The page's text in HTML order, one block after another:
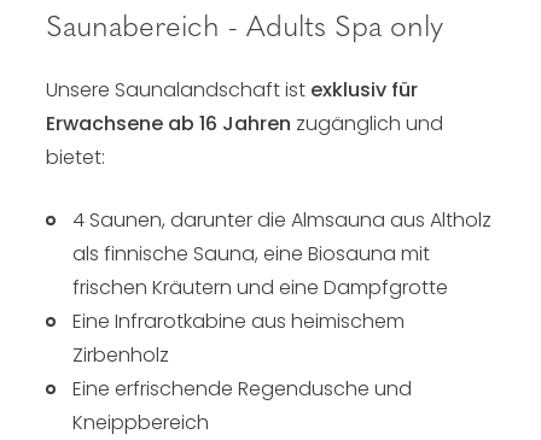
Saunabereich - Adults Spa only
Unsere Saunalandschaft ist exklusiv für
Erwachsene ab 16 Jahren zugänglich und
bietet:
4 Saunen, darunter die Almsauna aus Altholz
als finnische Sauna, eine Biosauna mit
frischen Kräutern und eine Dampfgrotte
Eine Infrarotkabine aus heimischem
Zirbenholz
Eine erfrischende Regendusche und
Kneippbereich